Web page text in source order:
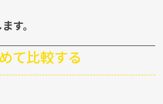
す。
て比較する